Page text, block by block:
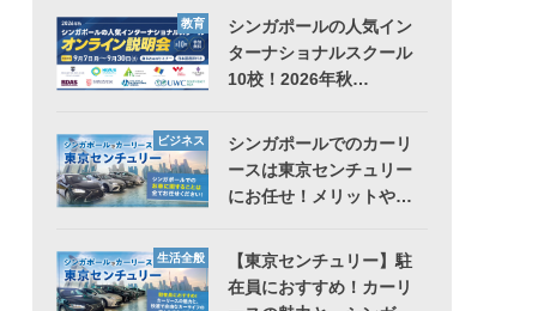
教育
シンガポールの人気イン
ターナショナルスクール
10校！2026年秋…
ビジネス
シンガポールでのカーリ
ースは東京センチュリー
にお任せ！メリットや…
生活全般
【東京センチュリー】駐
在員におすすめ！カーリ